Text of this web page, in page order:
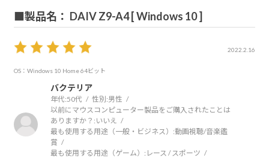
■製品名： DAIV Z9-A4 [ Windows 10 ]
2022.2.16
OS：Windows 10 Home 64ビット
バクテリア
年代:50代 性別:男性
以前にマウスコンピューター製品をご購入されたことは
ありますか？: いいえ
最も使用する用途（一般・ビジネス）:動画視聴/音楽鑑
賞
最も使用する用途（ゲーム）: レース / スポーツ